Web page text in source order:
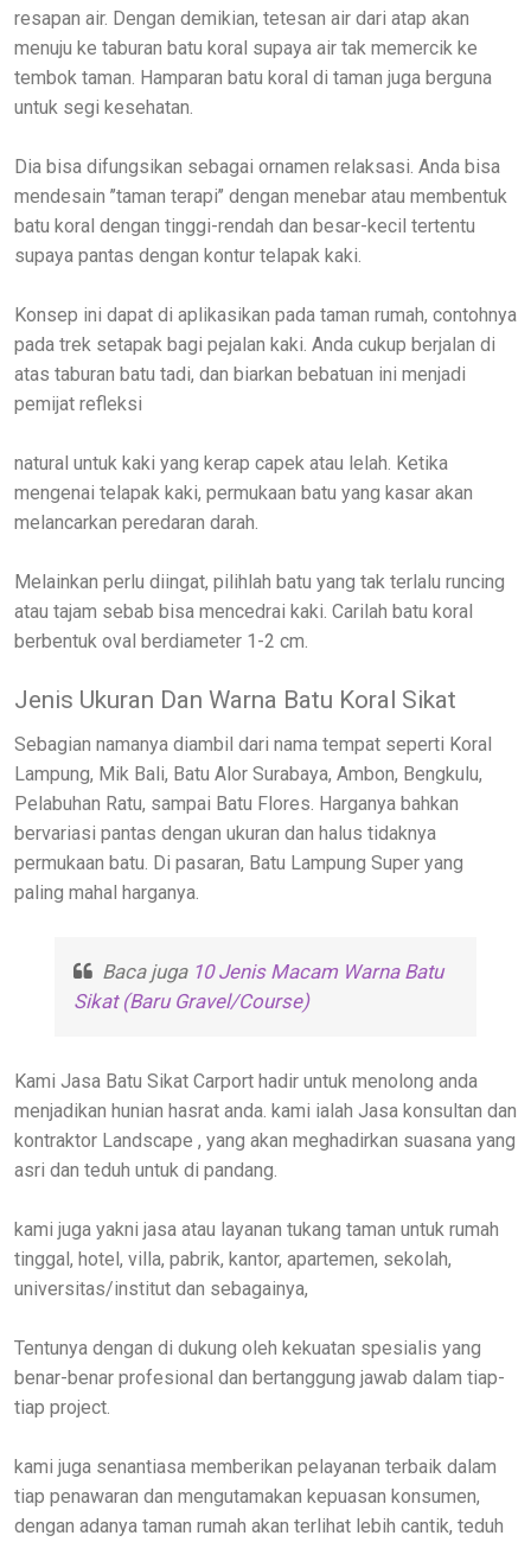
resapan air. Dengan demikian, tetesan air dari atap akan
menuju ke taburan batu koral supaya air tak memercik ke
tembok taman. Hamparan batu koral di taman juga berguna
untuk segi kesehatan.
Dia bisa difungsikan sebagai ornamen relaksasi. Anda bisa
mendesain ’’taman terapi’’ dengan menebar atau membentuk
batu koral dengan tinggi-rendah dan besar-kecil tertentu
supaya pantas dengan kontur telapak kaki.
Konsep ini dapat di aplikasikan pada taman rumah, contohnya
pada trek setapak bagi pejalan kaki. Anda cukup berjalan di
atas taburan batu tadi, dan biarkan bebatuan ini menjadi
pemijat refleksi
natural untuk kaki yang kerap capek atau lelah. Ketika
mengenai telapak kaki, permukaan batu yang kasar akan
melancarkan peredaran darah.
Melainkan perlu diingat, pilihlah batu yang tak terlalu runcing
atau tajam sebab bisa mencedrai kaki. Carilah batu koral
berbentuk oval berdiameter 1-2 cm.
Jenis Ukuran Dan Warna Batu Koral Sikat
Sebagian namanya diambil dari nama tempat seperti Koral
Lampung, Mik Bali, Batu Alor Surabaya, Ambon, Bengkulu,
Pelabuhan Ratu, sampai Batu Flores. Harganya bahkan
bervariasi pantas dengan ukuran dan halus tidaknya
permukaan batu. Di pasaran, Batu Lampung Super yang
paling mahal harganya.
Baca juga 10 Jenis Macam Warna Batu
Sikat (Baru Gravel/Course)
Kami Jasa Batu Sikat Carport hadir untuk menolong anda
menjadikan hunian hasrat anda. kami ialah Jasa konsultan dan
kontraktor Landscape , yang akan meghadirkan suasana yang
asri dan teduh untuk di pandang.
kami juga yakni jasa atau layanan tukang taman untuk rumah
tinggal, hotel, villa, pabrik, kantor, apartemen, sekolah,
universitas/institut dan sebagainya,
Tentunya dengan di dukung oleh kekuatan spesialis yang
benar-benar profesional dan bertanggung jawab dalam tiap-
tiap project.
kami juga senantiasa memberikan pelayanan terbaik dalam
tiap penawaran dan mengutamakan kepuasan konsumen,
dengan adanya taman rumah akan terlihat lebih cantik, teduh